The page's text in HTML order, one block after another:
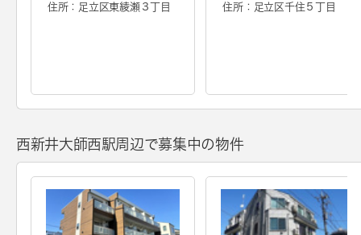
住所：足立区東綾瀬３丁目 住所：足立区千住５丁目
西新井大師西駅周辺で募集中の物件